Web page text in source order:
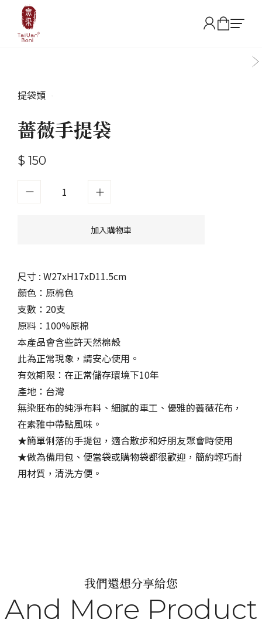
提袋類
薔薇手提袋
$ 150
加入購物車
尺寸 : W27xH17xD11.5cm
顏色：原棉色
支數：20支
原料：100%原棉
本產品會含些許天然棉殼
此為正常現象，請安心使用。
有效期限：在正常儲存環境下10年
產地：台灣
無染胚布的純淨布料、細膩的車工、優雅的薔薇花布，
在素雅中帶點風味。
★簡單俐落的手提包，適合散步和好朋友聚會時使用
★做為備用包、便當袋或購物袋都很歡迎，簡約輕巧耐
用材質，清洗方便。
我們還想分享給您
And More Product